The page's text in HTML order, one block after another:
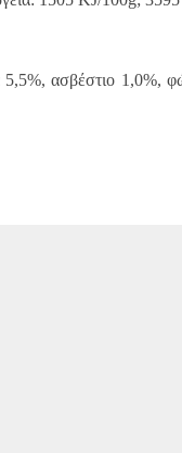
5,5%, ασβέστιο